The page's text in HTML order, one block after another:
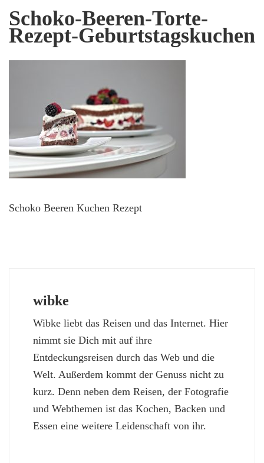
Schoko-Beeren-Torte-
Rezept-Geburtstagskuchen
Schoko Beeren Kuchen Rezept
wibke
Wibke liebt das Reisen und das Internet. Hier
nimmt sie Dich mit auf ihre
Entdeckungsreisen durch das Web und die
Welt. Außerdem kommt der Genuss nicht zu
kurz. Denn neben dem Reisen, der Fotografie
und Webthemen ist das Kochen, Backen und
Essen eine weitere Leidenschaft von ihr.